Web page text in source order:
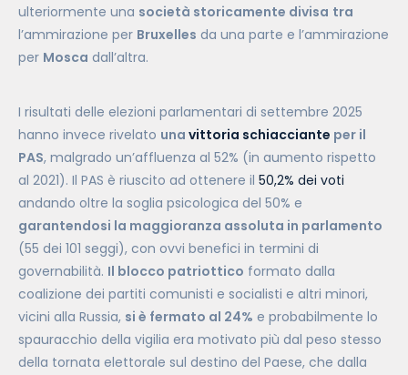
ulteriormente una società storicamente divisa tra
l’ammirazione per Bruxelles da una parte e l’ammirazione
per Mosca dall’altra.
I risultati delle elezioni parlamentari di settembre 2025
hanno invece rivelato una vittoria schiacciante per il
PAS, malgrado un’affluenza al 52% (in aumento rispetto
al 2021). Il PAS è riuscito ad ottenere il 50,2% dei voti
andando oltre la soglia psicologica del 50% e
garantendosi la maggioranza assoluta in parlamento
(55 dei 101 seggi), con ovvi benefici in termini di
governabilità. Il blocco patriottico formato dalla
coalizione dei partiti comunisti e socialisti e altri minori,
vicini alla Russia, si è fermato al 24% e probabilmente lo
spauracchio della vigilia era motivato più dal peso stesso
della tornata elettorale sul destino del Paese, che dalla